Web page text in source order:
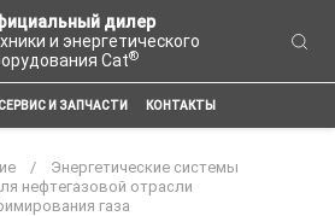
дилер
и энергетического
Cat®
И ЗАПЧАСТИ КОНТАКТЫ
Энергетические системы
нефтегазовой отрасли
газа